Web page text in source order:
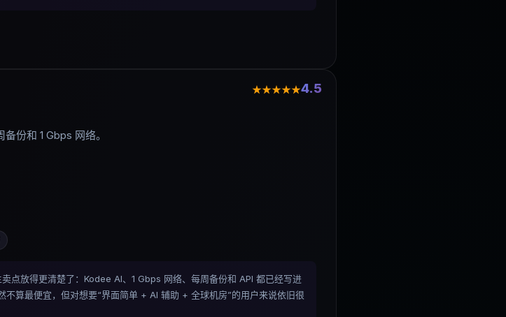
★★★★★4.5
份和 1 Gbps 网络。
点放得更清楚了：Kodee AI、1 Gbps 网络、每周备份和 API 都已经写进
算最便宜，但对想要“界面简单 + AI 辅助 + 全球机房”的用户来说依旧很